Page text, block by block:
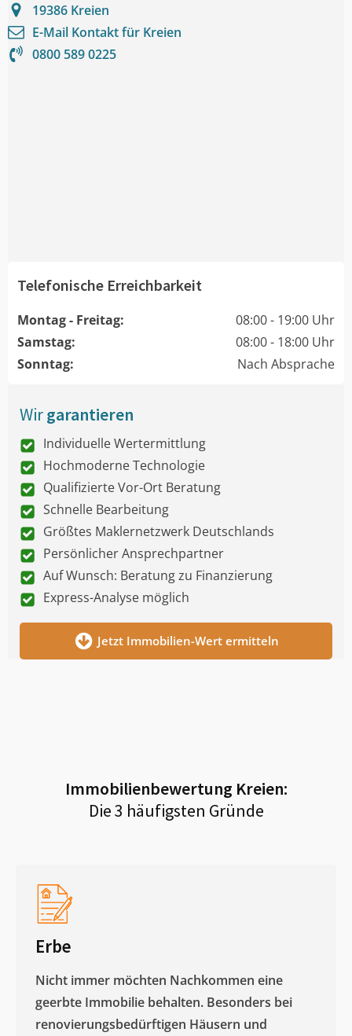
19386 Kreien
E-Mail Kontakt für Kreien
0800 589 0225
Telefonische Erreichbarkeit
Montag - Freitag:
08:00 - 19:00 Uhr
Samstag:
08:00 - 18:00 Uhr
Sonntag:
Nach Absprache
Wirgarantieren
Individuelle Wertermittlung
Hochmoderne Technologie
Qualifizierte Vor-Ort Beratung
Schnelle Bearbeitung
Größtes Maklernetzwerk Deutschlands
Persönlicher Ansprechpartner
Auf Wunsch: Beratung zu Finanzierung
Express-Analyse möglich
Jetzt Immobilien-Wert ermitteln
Immobilienbewertung Kreien:
Die 3 häufigsten Gründe
Erbe
Nicht immer möchten Nachkommen eine
geerbte Immobilie behalten. Besonders bei
renovierungsbedürftigen Häusern und